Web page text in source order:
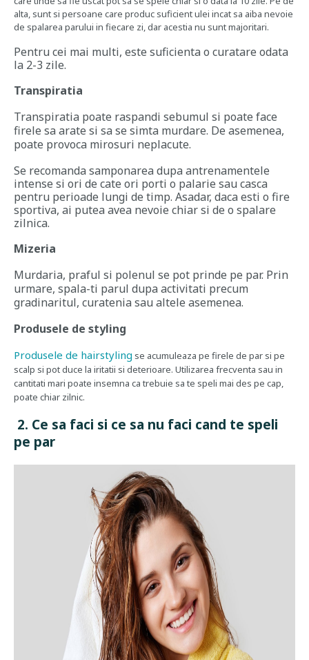
alta, sunt si persoane care produc suficient ulei incat sa aiba nevoie
de spalarea parului in fiecare zi, dar acestia nu sunt majoritari.
Pentru cei mai multi, este suficienta o curatare odata
la 2-3 zile.
Transpiratia
Transpiratia poate raspandi sebumul si poate face
firele sa arate si sa se simta murdare. De asemenea,
poate provoca mirosuri neplacute.
Se recomanda samponarea dupa antrenamentele
intense si ori de cate ori porti o palarie sau casca
pentru perioade lungi de timp. Asadar, daca esti o fire
sportiva, ai putea avea nevoie chiar si de o spalare
zilnica.
Mizeria
Murdaria, praful si polenul se pot prinde pe par. Prin
urmare, spala-ti parul dupa activitati precum
gradinaritul, curatenia sau altele asemenea.
Produsele de styling
Produsele de hairstyling se acumuleaza pe firele de par si pe
scalp si pot duce la iritatii si deterioare. Utilizarea frecventa sau in
cantitati mari poate insemna ca trebuie sa te speli mai des pe cap,
poate chiar zilnic.
2. Ce sa faci si ce sa nu faci cand te speli
pe par